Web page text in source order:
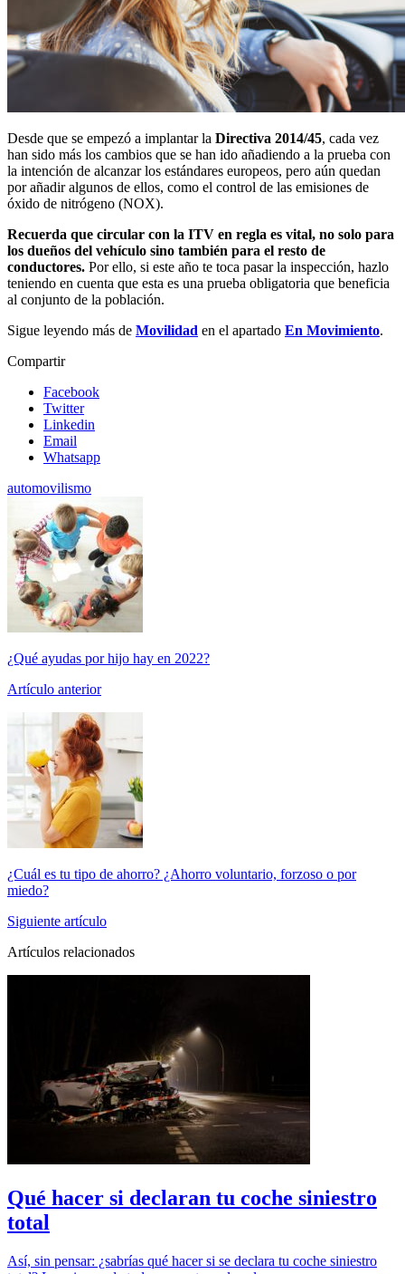
Desde que se empezó a implantar la Directiva 2014/45, cada vez
han sido más los cambios que se han ido añadiendo a la prueba con
la intención de alcanzar los estándares europeos, pero aún quedan
por añadir algunos de ellos, como el control de las emisiones de
óxido de nitrógeno (NOX).
Recuerda que circular con la ITV en regla es vital, no solo para
los dueños del vehículo sino también para el resto de
conductores. Por ello, si este año te toca pasar la inspección, hazlo
teniendo en cuenta que esta es una prueba obligatoria que beneficia
al conjunto de la población.
Sigue leyendo más de Movilidad en el apartado En Movimiento.
Compartir
Facebook
Twitter
Linkedin
Email
Whatsapp
automovilismo
¿Qué ayudas por hijo hay en 2022?
Artículo anterior
¿Cuál es tu tipo de ahorro? ¿Ahorro voluntario, forzoso o por
miedo?
Siguiente artículo
Artículos relacionados
Qué hacer si declaran tu coche siniestro
total
Así, sin pensar: ¿sabrías qué hacer si se declara tu coche siniestro